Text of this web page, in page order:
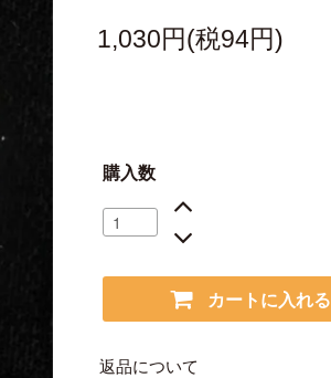
1,030円(税94円)
購入数
カートに入れる
返品について